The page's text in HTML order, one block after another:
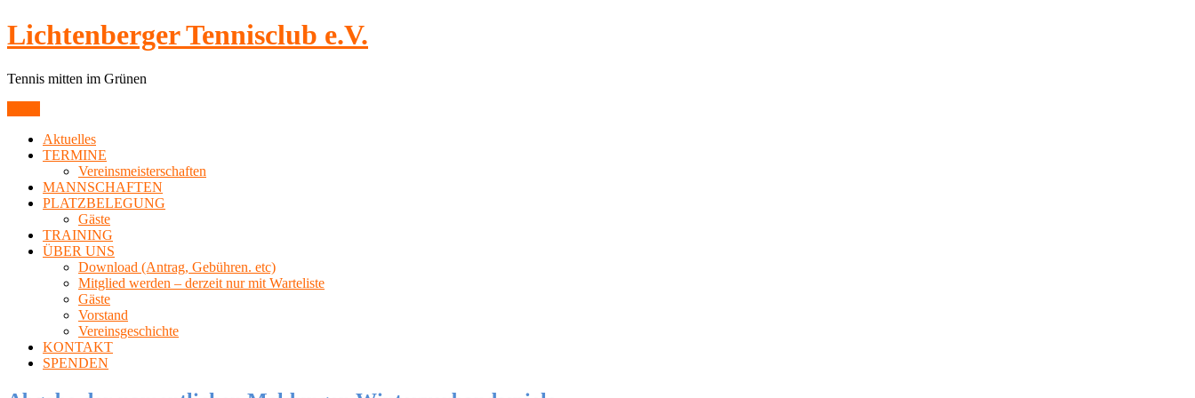
Skip
to
Lichtenberger Tennisclub e.V.
Tennis mitten im Grünen
Aktuelles
TERMINE
Vereinsmeisterschaften
MANNSCHAFTEN
PLATZBELEGUNG
Gäste
TRAINING
ÜBER UNS
Download (Antrag, Gebühren. etc)
Mitglied werden – derzeit nur mit Warteliste
Gäste
Vorstand
Vereinsgeschichte
KONTAKT
SPENDEN